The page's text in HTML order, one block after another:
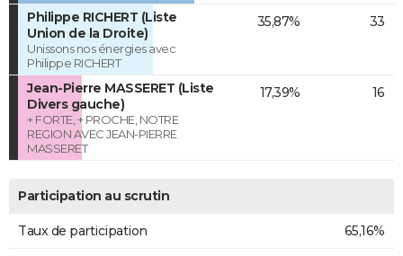
Philippe RICHERT (Liste
Union de la Droite)
Unissons nos énergies avec
Philippe RICHERT
35,87% 33
Jean-Pierre MASSERET (Liste
Divers gauche)
+ FORTE, + PROCHE, NOTRE
REGION AVEC JEAN-PIERRE
MASSERET
17,39% 16
Participation au scrutin
Taux de participation 65,16%